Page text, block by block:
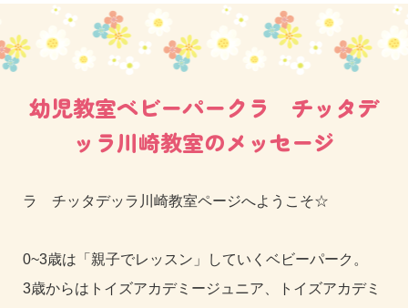
幼児教室ベビーパークラ チッタデ
ッラ川崎教室のメッセージ
ラ チッタデッラ川崎教室ページへようこそ☆
0~3歳は「親子でレッスン」していくベビーパーク。
3歳からはトイズアカデミージュニア、トイズアカデミ